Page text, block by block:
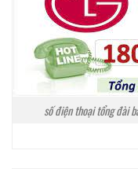
số điện thoại tổng đài